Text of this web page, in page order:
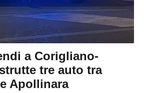
a Corigliano-
tre auto tra
Apollinara